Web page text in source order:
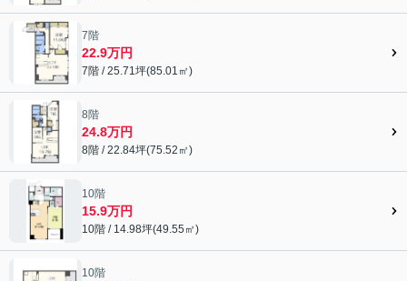
7階
22.9万円
7階 / 25.71坪(85.01㎡)
8階
24.8万円
8階 / 22.84坪(75.52㎡)
10階
15.9万円
10階 / 14.98坪(49.55㎡)
10階